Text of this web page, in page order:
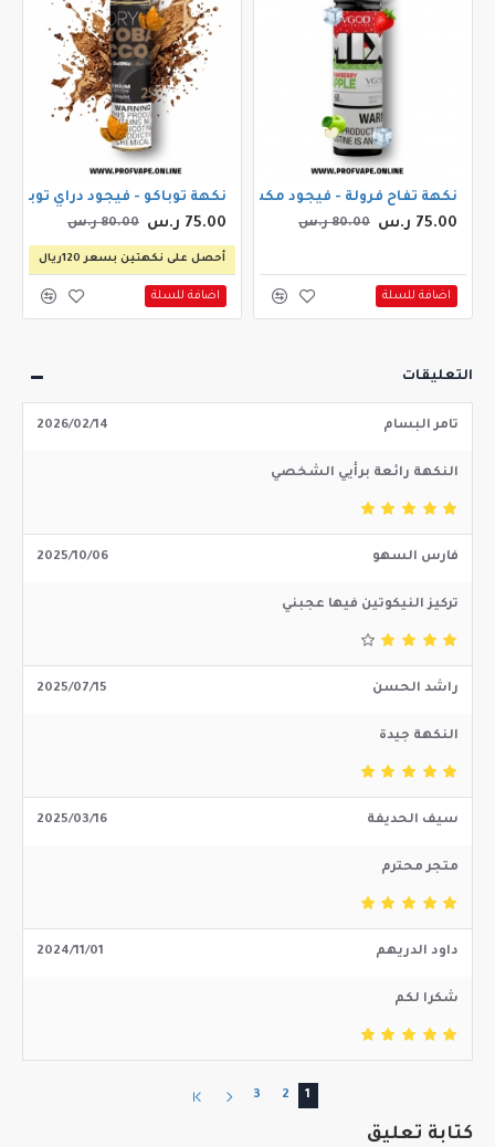
بطيخ ايس 30مل
نكهة تفاح فرولة - فيجود مكس ستروبيري ابل ايس 60مل
75.00 ر.س 80.00 ر.س
اضافة للسلة
نكهة توباكو - فيجود دراي توباكو 30مل
75.00 ر.س 80.00 ر.س
أحصل على نكهتين بسعر 120ريال
اضافة للسلة
التعليقات
تامر البسام 2026/02/14
النكهة رائعة برأيي الشخصي
فارس السهو 2025/10/06
تركيز النيكوتين فيها عجبني
راشد الحسن 2025/07/15
النكهة جيدة
سيف الحديفة 2025/03/16
متجر محترم
داود الدريهم 2024/11/01
شكرا لكم
1
2
3
كتابة تعليق